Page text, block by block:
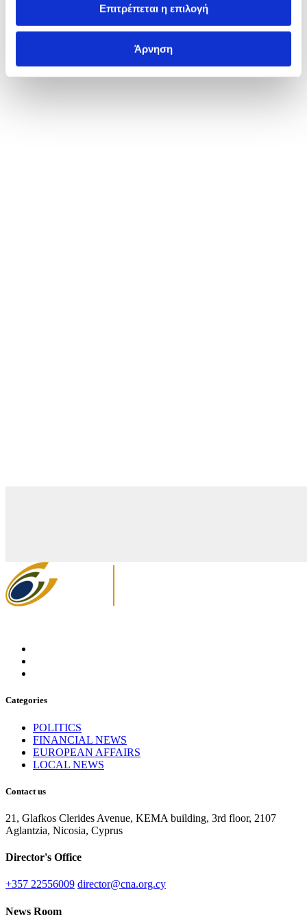
Επιτρέπεται η επιλογή
Άρνηση
Categories
POLITICS
FINANCIAL NEWS
EUROPEAN AFFAIRS
LOCAL NEWS
Contact us
21, Glafkos Clerides Avenue, KEMA building, 3rd floor, 2107
Aglantzia, Nicosia, Cyprus
Director's Office
+357 22556009 director@cna.org.cy
News Room